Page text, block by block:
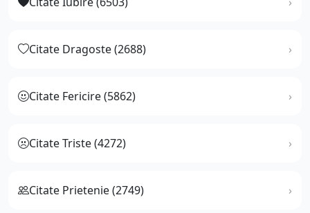
Citate Dragoste (2688)
Citate Fericire (5862)
Citate Triste (4272)
Citate Prietenie (2749)